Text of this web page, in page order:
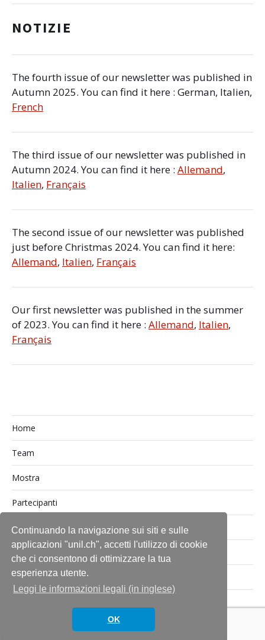
Continuando la navigazione sui siti e sulle
applicazioni "unil.ch", accetti l'utilizzo di cookie
che ci consentono di ottimizzare la tua
esperienza utente.
Leggi le informazioni legali (in inglese)
OK
NOTIZIE
The fourth issue of our newsletter was published in
Autumn 2025. You can find it here : German, Italien,
French
The third issue of our newsletter was published in
Autumn 2024. You can find it here : Allemand,
Italien, Français
The second issue of our newsletter was published
just before Christmas 2024. You can find it here:
Allemand, Italien, Français
Our first newsletter was published in the summer
of 2023. You can find it here : Allemand, Italien,
Français
Home
Team
Mostra
Partecipanti
Media
Finanziamento e partner
Contatti